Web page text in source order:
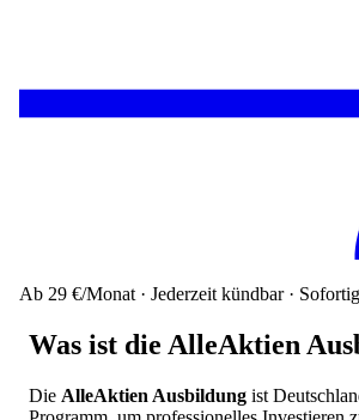
Ab 29 €/Monat · Jederzeit kündbar ·
Was ist die AlleAktien
Die AlleAktien Ausbildung ist